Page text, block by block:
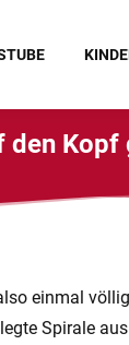
den
einmal
Spirale